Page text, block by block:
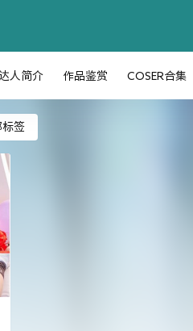
达人简介 作品鉴赏 COSER合集
标签